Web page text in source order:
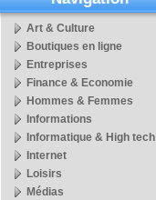
Art & Culture
Boutiques en ligne
Entreprises
Finance & Economie
Hommes & Femmes
Informations
Informatique & High tech
Internet
Loisirs
Médias